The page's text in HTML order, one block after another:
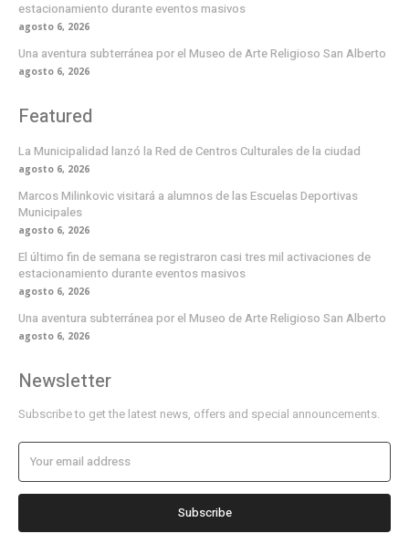
estacionamiento durante eventos masivos
agosto 6, 2026
Una aventura subterránea por el Museo de Arte Religioso San Alberto
agosto 6, 2026
Featured
La Municipalidad lanzó la Red de Centros Culturales de la ciudad
agosto 6, 2026
Marcos Milinkovic visitará a alumnos de las Escuelas Deportivas
Municipales
agosto 6, 2026
El último fin de semana se registraron casi tres mil activaciones de
estacionamiento durante eventos masivos
agosto 6, 2026
Una aventura subterránea por el Museo de Arte Religioso San Alberto
agosto 6, 2026
Newsletter
Subscribe to get the latest news, offers and special announcements.
Subscribe